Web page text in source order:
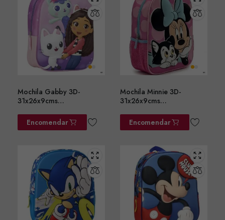
Mochila Gabby 3D-
31x26x9cms
Encomendar
Mochila Minnie 3D-
31x26x9cms
Encomendar